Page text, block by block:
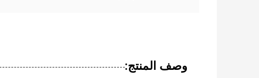
وصف المنتج: